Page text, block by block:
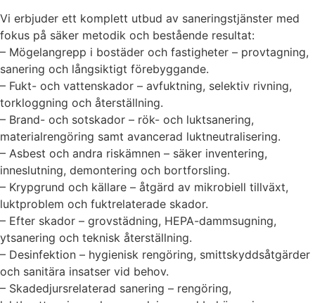
Vi erbjuder ett komplett utbud av saneringstjänster med
fokus på säker metodik och bestående resultat:
– Mögelangrepp i bostäder och fastigheter – provtagning,
sanering och långsiktigt förebyggande.
– Fukt- och vattenskador – avfuktning, selektiv rivning,
torkloggning och återställning.
– Brand- och sotskador – rök- och luktsanering,
materialrengöring samt avancerad luktneutralisering.
– Asbest och andra riskämnen – säker inventering,
inneslutning, demontering och bortforsling.
– Krypgrund och källare – åtgärd av mikrobiell tillväxt,
luktproblem och fuktrelaterade skador.
– Efter skador – grovstädning, HEPA-dammsugning,
ytsanering och teknisk återställning.
– Desinfektion – hygienisk rengöring, smittskyddsåtgärder
och sanitära insatser vid behov.
– Skadedjursrelaterad sanering – rengöring,